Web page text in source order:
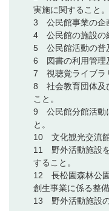
実施に関すること。
3 公民館事業の企
4 公民館の施設の
5 公民館活動の普
6 図書の利用管理
7 視聴覚ライブラ
8 社会教育団体及
こと。
9 公民館分館活動
と。
10 文化観光交流館
11 野外活動施設
すること。
12 長松園森林公
創生事業に係る整
13 野外活動施設の